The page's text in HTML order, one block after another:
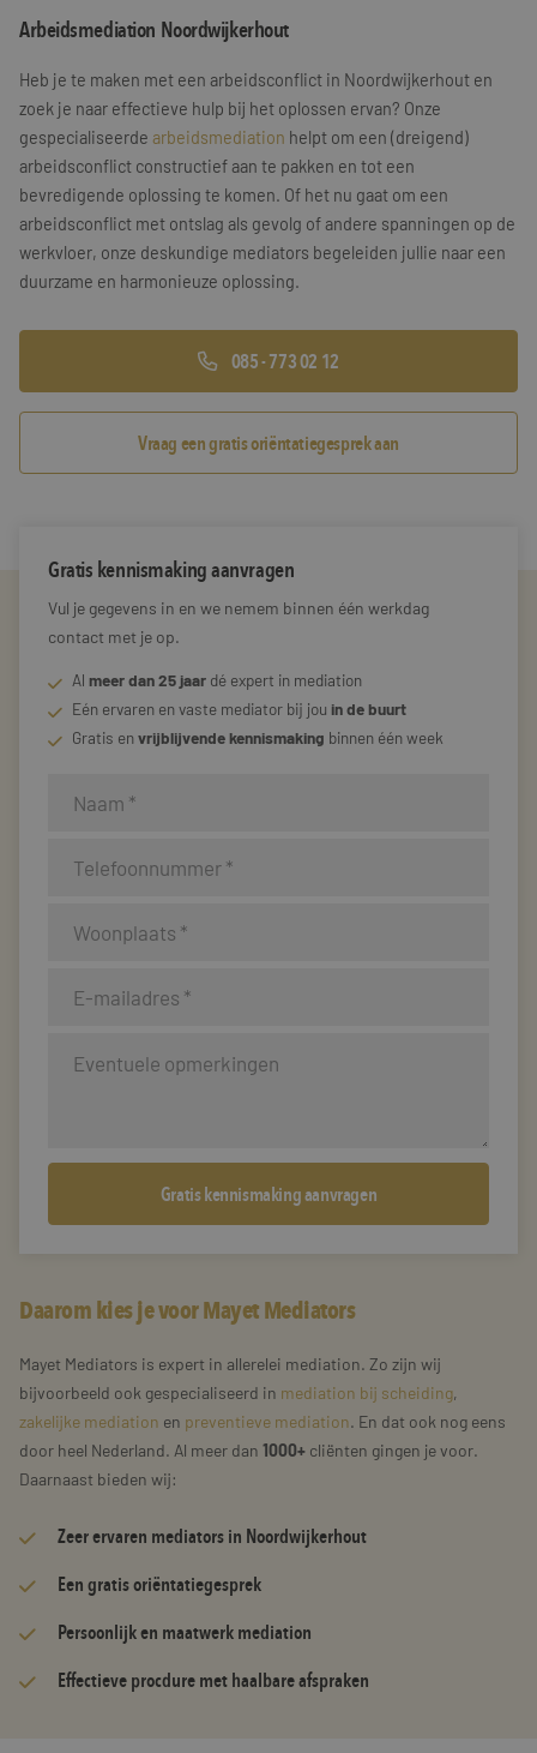
Training & Leiderschap
Referenties
Blogs
Documenten
Gratis folder
Contact
Arbeidsmediation Noordwijkerhout
Heb je te maken met een arbeidsconflict in Noordwijkerhout en
zoek je naar effectieve hulp bij het oplossen ervan? Onze
gespecialiseerde arbeidsmediation helpt om een (dreigend)
arbeidsconflict constructief aan te pakken en tot een
bevredigende oplossing te komen. Of het nu gaat om een
arbeidsconflict met ontslag als gevolg of andere spanningen op de
werkvloer, onze deskundige mediators begeleiden jullie naar een
duurzame en harmonieuze oplossing.
085 - 773 02 12
Vraag een gratis oriëntatiegesprek aan
Daarom kies je voor Mayet Mediators
Mayet Mediators is expert in allerelei mediation. Zo zijn wij
bijvoorbeeld ook gespecialiseerd in mediation bij scheiding,
zakelijke mediation en preventieve mediation. En dat ook nog eens
door heel Nederland. Al meer dan 1000+ cliënten gingen je voor.
Daarnaast bieden wij:
Zeerervaren mediators in Noordwijkerhout
Een gratis oriëntatiegesprek
Persoonlijk en maatwerk mediation
Effectieve procdure met haalbare afspraken
Gratis kennismaking aanvragen
Vul je gegevens in en we nemem binnen één werkdag
contact met je op.
Al meer dan 25 jaar dé expert in mediation
Eén ervaren en vaste mediator bij jou in de buurt
Gratis envrijblijvende kennismaking binnen één week